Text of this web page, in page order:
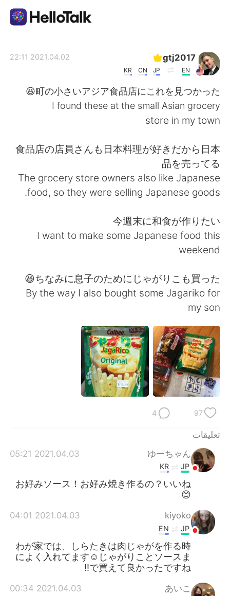
English 简体中文
繁體中文 Español
日本語 한국어
Indonesia Italiano
gtj2017
EN
JP
CN
KR
2021.04.02 22:11
町の小さいアジア食品店にこれを見つかった😆
I found these at the small Asian grocery
store in my town
食品店の店員さんも日本料理が好きだから日本
品を売ってる
The grocery store owners also like Japanese
food, so they were selling Japanese goods.
今週末に和食が作りたい
I want to make some Japanese food this
weekend
ちなみに息子のためにじゃがりこも買った😆
By the way I also bought some Jagariko for
my son
97
4
تعليقات
ゆーちゃん
2021.04.03 05:21
JP
KR
お好みソース！お好み焼き作るの？いいね
😊
kiyoko
2021.04.03 04:01
JP
EN
わが家では、しらたきは肉じゃがを作る時
によく入れてます☺️じゃがりことソースま
で買えて良かったですね‼️
あいこ
2021.04.03 00:34